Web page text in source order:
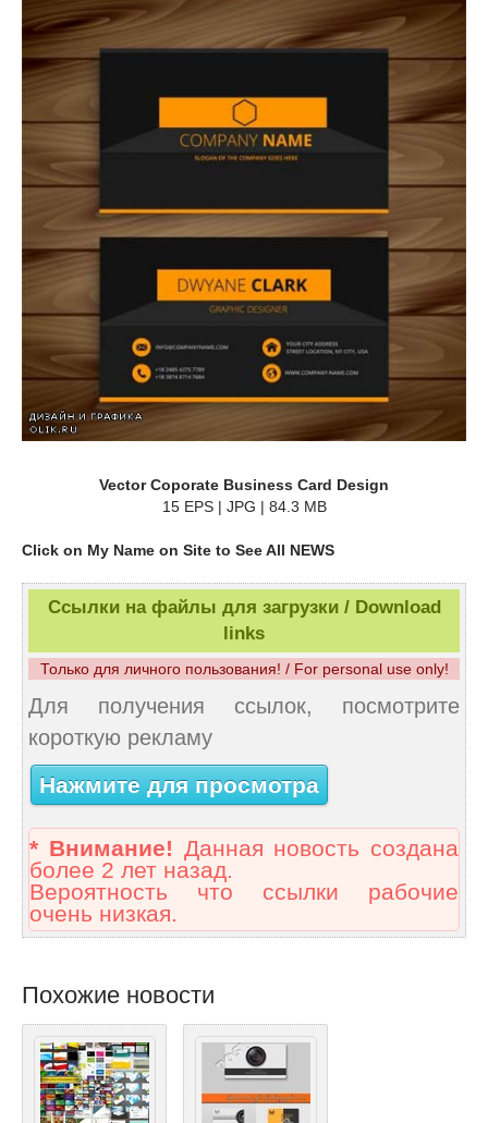
Vector Сoporate Business Card Design
15 EPS | JPG | 84.3 MB
Click on My Name on Site to See All NEWS
Ссылки на файлы для загрузки / Download
links
Только для личного пользования! / For personal use only!
Для получения ссылок, посмотрите
короткую рекламу
Нажмите для просмотра
* Внимание! Данная новость создана
более 2 лет назад.
Вероятность что ссылки рабочие
очень низкая.
Похожие новости